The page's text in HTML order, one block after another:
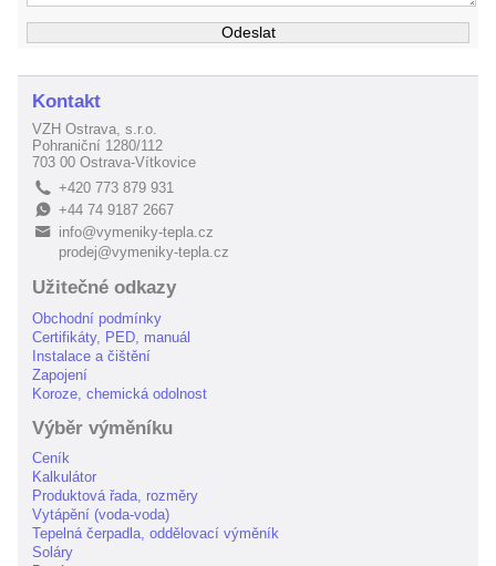
Kontakt
VZH Ostrava, s.r.o.
Pohraniční 1280/112
703 00 Ostrava-Vítkovice
L +420 773 879 931
E+44 74 9187 2667
B
info@vymeniky-tepla.cz
prodej@vymeniky-tepla.cz
Užitečné odkazy
Obchodní podmínky
Certifikáty, PED, manuál
Instalace a čištění
Zapojení
Koroze, chemická odolnost
Výběr výměníku
Ceník
Kalkulátor
Produktová řada, rozměry
Vytápění (voda-voda)
Tepelná čerpadla, oddělovací výměník
Soláry